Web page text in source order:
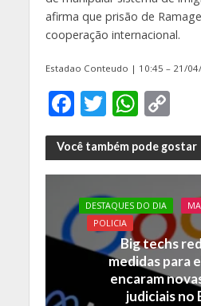
afirma que prisão de
cooperação internacional.
Estadao Conteudo | 10:45 – 21/
F
ac
e
b
o
o
k
T
w
itt
er
W
h
at
s
A
p
p
C
o
p
y
Li
n
k
Você também pode gostar
DESTAQUES DO DIA
POLICIA
Big techs
medidas para
encaram
judiciais no